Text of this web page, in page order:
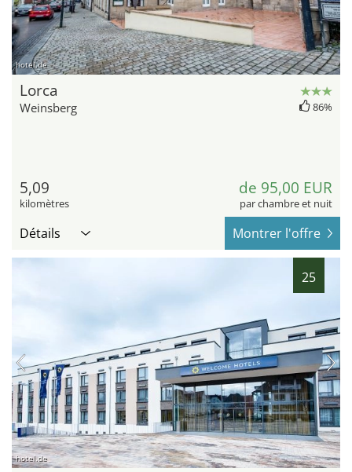
hotel.de
Lorca
Weinsberg 86%
5,09
kilomètres
de 95,00 EUR
par chambre et nuit
Détails Montrer l'offre
25
hotel.de